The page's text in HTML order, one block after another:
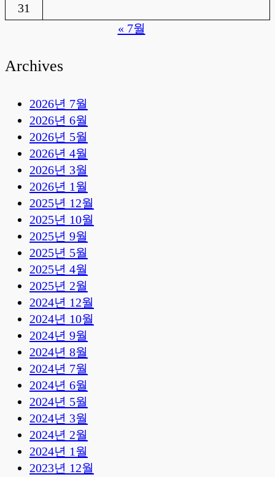
31
« 7월
Archives
2026년 7월
2026년 6월
2026년 5월
2026년 4월
2026년 3월
2026년 1월
2025년 12월
2025년 10월
2025년 9월
2025년 5월
2025년 4월
2025년 2월
2024년 12월
2024년 10월
2024년 9월
2024년 8월
2024년 7월
2024년 6월
2024년 5월
2024년 3월
2024년 2월
2024년 1월
2023년 12월